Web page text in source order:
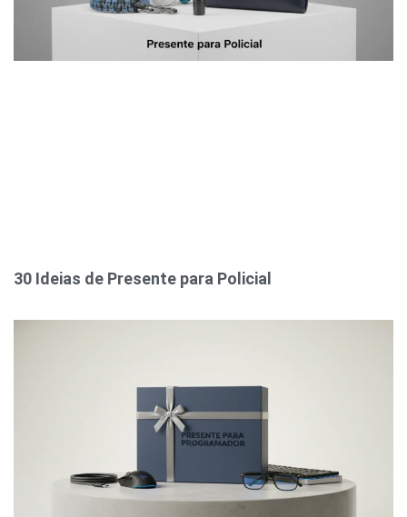
30 Ideias de Presente para Policial